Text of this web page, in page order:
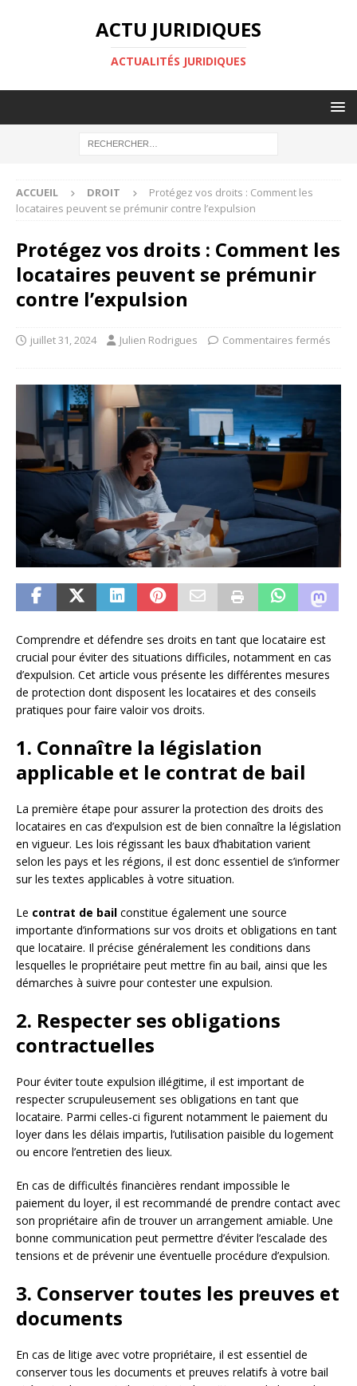
ACTU JURIDIQUES
ACTUALITÉS JURIDIQUES
ACCUEIL DROIT
Protégez vos droits : Comment les
locataires peuvent se prémunir contre l’expulsion
Protégez vos droits : Comment les
locataires peuvent se prémunir
contre l’expulsion
juillet 31, 2024 Julien Rodrigues Commentaires fermés
Comprendre et défendre ses droits en tant que locataire est
crucial pour éviter des situations difficiles, notamment en cas
d’expulsion. Cet article vous présente les différentes mesures
de protection dont disposent les locataires et des conseils
pratiques pour faire valoir vos droits.
1. Connaître la législation
applicable et le contrat de bail
La première étape pour assurer la protection des droits des
locataires en cas d’expulsion est de bien connaître la législation
en vigueur. Les lois régissant les baux d’habitation varient
selon les pays et les régions, il est donc essentiel de s’informer
sur les textes applicables à votre situation.
Le contrat de bail constitue également une source
importante d’informations sur vos droits et obligations en tant
que locataire. Il précise généralement les conditions dans
lesquelles le propriétaire peut mettre fin au bail, ainsi que les
démarches à suivre pour contester une expulsion.
2. Respecter ses obligations
contractuelles
Pour éviter toute expulsion illégitime, il est important de
respecter scrupuleusement ses obligations en tant que
locataire. Parmi celles-ci figurent notamment le paiement du
loyer dans les délais impartis, l’utilisation paisible du logement
ou encore l’entretien des lieux.
En cas de difficultés financières rendant impossible le
paiement du loyer, il est recommandé de prendre contact avec
son propriétaire afin de trouver un arrangement amiable. Une
bonne communication peut permettre d’éviter l’escalade des
tensions et de prévenir une éventuelle procédure d’expulsion.
3. Conserver toutes les preuves et
documents
En cas de litige avec votre propriétaire, il est essentiel de
conserver tous les documents et preuves relatifs à votre bail